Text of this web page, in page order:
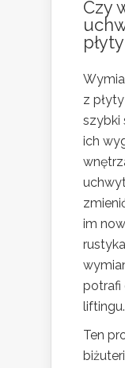
Czy
z
szybki
ich
im
potrafi
liftingu.
Ten